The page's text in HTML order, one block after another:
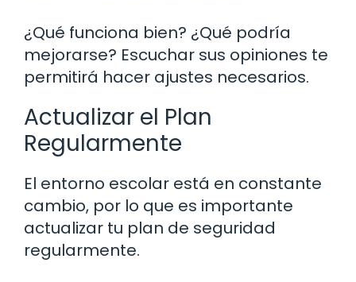
¿Qué funciona bien? ¿Qué podría
mejorarse? Escuchar sus opiniones te
permitirá hacer ajustes necesarios.
Actualizar el Plan
Regularmente
El entorno escolar está en constante
cambio, por lo que es importante
actualizar tu plan de seguridad
regularmente.